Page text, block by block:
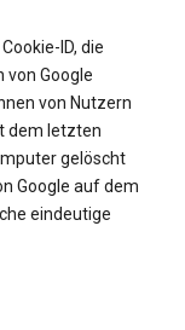
ID, die
von Google
von Nutzern
dem letzten
gelöscht
Google auf dem
eindeutige